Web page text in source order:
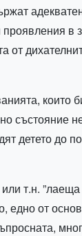
в
от
които
състояние
детето до
или т.н.
едно от